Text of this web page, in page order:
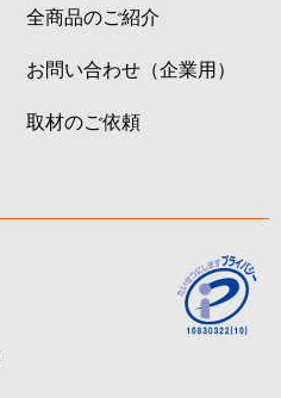
全商品のご紹介
お問い合わせ（企業用）
取材のご依頼